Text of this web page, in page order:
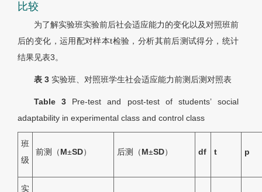
比较
为了解实验班实验前后社会适应能力的变化以及对照班前
后的变化，运用配对样本t检验，分析其前后测试得分，统计
结果见表3。
表 3 实验班、对照班学生社会适应能力前测后测对照表
Table 3 Pre-test and post-test of students’ social
adaptability in experimental class and control class
班
级
前测（M±SD） 后测（M±SD） df t p
实